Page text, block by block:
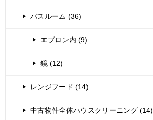
バスルーム (36)
エプロン内 (9)
鏡 (12)
レンジフード (14)
中古物件全体ハウスクリーニング (14)